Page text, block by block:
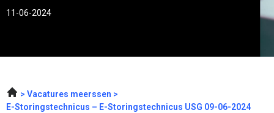
11-06-2024
Vacatures meerssen
E-Storingstechnicus – E-Storingstechnicus USG 09-06-2024